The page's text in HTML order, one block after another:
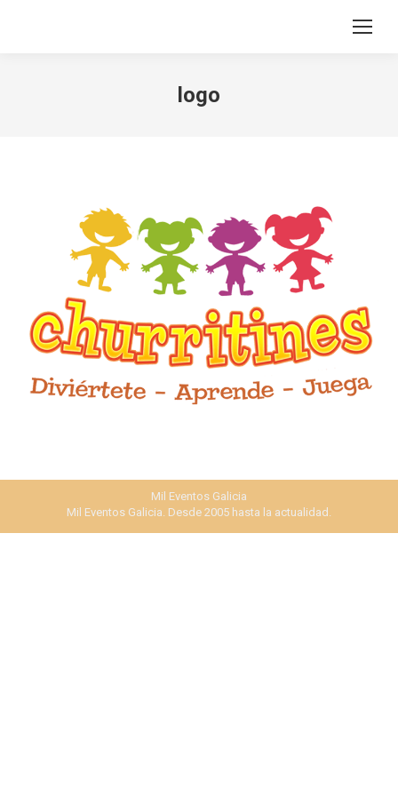
Search:
logo
Mil Eventos Galicia
Mil Eventos Galicia. Desde 2005 hasta la actualidad.